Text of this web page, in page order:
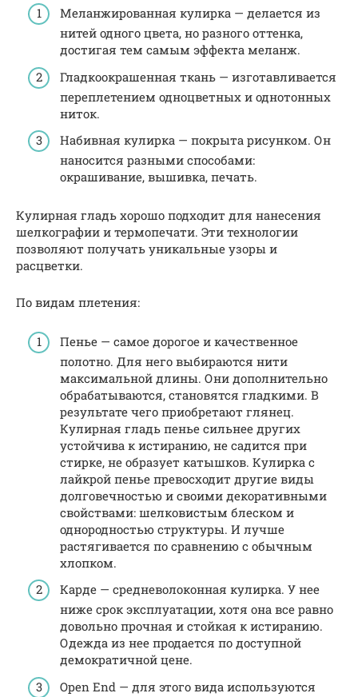
Меланжированная кулирка — делается из
нитей одного цвета, но разного оттенка,
достигая тем самым эффекта меланж.
Гладкоокрашенная ткань — изготавливается
переплетением одноцветных и однотонных
ниток.
Набивная кулирка — покрыта рисунком. Он
наносится разными способами:
окрашивание, вышивка, печать.
Кулирная гладь хорошо подходит для нанесения
шелкографии и термопечати. Эти технологии
позволяют получать уникальные узоры и
расцветки.
По видам плетения:
Пенье — самое дорогое и качественное
полотно. Для него выбираются нити
максимальной длины. Они дополнительно
обрабатываются, становятся гладкими. В
результате чего приобретают глянец.
Кулирная гладь пенье сильнее других
устойчива к истиранию, не садится при
стирке, не образует катышков. Кулирка с
лайкрой пенье превосходит другие виды
долговечностью и своими декоративными
свойствами: шелковистым блеском и
однородностью структуры. И лучше
растягивается по сравнению с обычным
хлопком.
Карде — средневолоконная кулирка. У нее
ниже срок эксплуатации, хотя она все равно
довольно прочная и стойкая к истиранию.
Одежда из нее продается по доступной
демократичной цене.
Open End — для этого вида используются